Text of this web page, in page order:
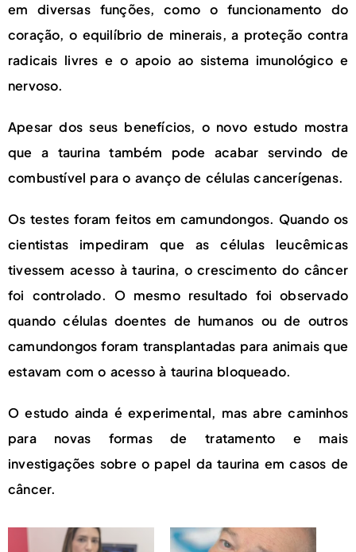
em diversas funções, como o funcionamento do
coração, o equilíbrio de minerais, a proteção contra
radicais livres e o apoio ao sistema imunológico e
nervoso.
Apesar dos seus benefícios, o novo estudo mostra
que a taurina também pode acabar servindo de
combustível para o avanço de células cancerígenas.
Os testes foram feitos em camundongos. Quando os
cientistas impediram que as células leucêmicas
tivessem acesso à taurina, o crescimento do câncer
foi controlado. O mesmo resultado foi observado
quando células doentes de humanos ou de outros
camundongos foram transplantadas para animais que
estavam com o acesso à taurina bloqueado.
O estudo ainda é experimental, mas abre caminhos
para novas formas de tratamento e mais
investigações sobre o papel da taurina em casos de
câncer.